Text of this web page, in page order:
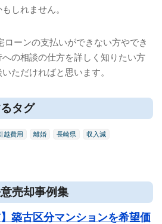
しれません。
ローンの支払いができない方やでき
の相談の仕方を詳しく知りたい方
ただければと思います。
タグ
越費用 離婚 長崎県 収入減
売却事例集
】築古区分マンションを希望価